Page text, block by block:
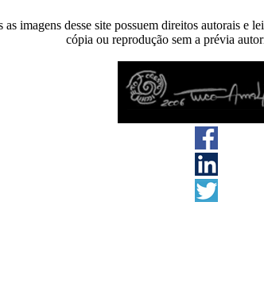
as imagens desse site possuem direitos autorais e
cópia ou reprodução sem a prévia